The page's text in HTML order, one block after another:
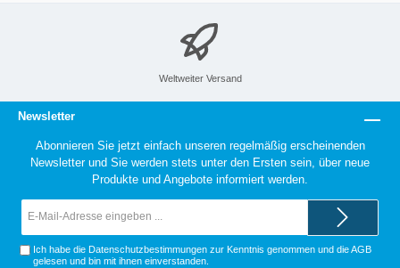
Weltweiter Versand
Newsletter
Abonnieren Sie jetzt einfach unseren regelmäßig erscheinenden
Newsletter und Sie werden stets unter den Ersten sein, über neue
Produkte und Angebote informiert werden.
Ich habe die Datenschutzbestimmungen zur Kenntnis genommen und dieAGB
gelesen und bin mit ihnen einverstanden.